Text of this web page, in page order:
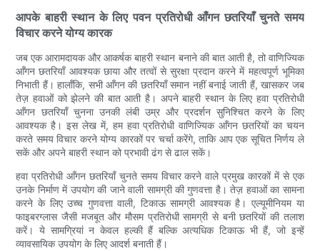
आपके बाहरी स्थान के लिए पवन प्रतिरोधी आँगन छतरियाँ चुनते समय
विचार करने योग्य कारक
जब एक आरामदायक और आकर्षक बाहरी स्थान बनाने की बात आती है, तो वाणिज्यिक
आँगन छतरियाँ आवश्यक छाया और तत्वों से सुरक्षा प्रदान करने में महत्वपूर्ण भूमिका
निभाती हैं। हालाँकि, सभी आँगन की छतरियाँ समान नहीं बनाई जाती हैं, खासकर जब
तेज़ हवाओं को झेलने की बात आती है। अपने बाहरी स्थान के लिए हवा प्रतिरोधी
आँगन छतरियाँ चुनना उनकी लंबी उम्र और प्रदर्शन सुनिश्चित करने के लिए
आवश्यक है। इस लेख में, हम हवा प्रतिरोधी वाणिज्यिक आँगन छतरियों का चयन
करते समय विचार करने योग्य कारकों पर चर्चा करेंगे, ताकि आप एक सूचित निर्णय ले
सकें और अपने बाहरी स्थान को प्रभावी ढंग से ढाल सकें।
हवा प्रतिरोधी आँगन छतरियाँ चुनते समय विचार करने वाले प्रमुख कारकों में से एक
उनके निर्माण में उपयोग की जाने वाली सामग्री की गुणवत्ता है। तेज़ हवाओं का सामना
करने के लिए उच्च गुणवत्ता वाली, टिकाऊ सामग्री आवश्यक है। एल्यूमीनियम या
फाइबरग्लास जैसी मजबूत और मौसम प्रतिरोधी सामग्री से बनी छतरियों की तलाश
करें। ये सामग्रियां न केवल हल्की हैं बल्कि अत्यधिक टिकाऊ भी हैं, जो इन्हें
व्यावसायिक उपयोग के लिए आदर्श बनाती हैं।